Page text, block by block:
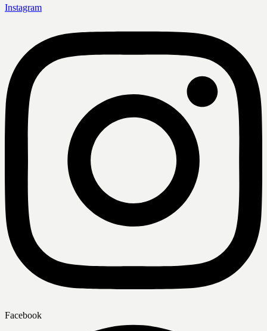
Instagram
Facebook